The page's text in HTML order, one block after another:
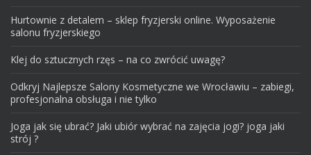
Hurtownie z detalem – sklep fryzjerski online. Wyposażenie
salonu fryzjerskiego
Klej do sztucznych rzęs – na co zwrócić uwagę?
Odkryj Najlepsze Salony Kosmetyczne we Wrocławiu – zabiegi,
profesjonalna obsługa i nie tylko
Joga jak się ubrać? Jaki ubiór wybrać na zajęcia jogi? joga jaki
strój ?